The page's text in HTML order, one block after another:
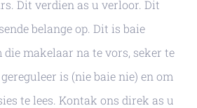
Dit verdien as u verloor. Dit
belange op. Dit is baie
makelaar na te vors, seker te
is (nie baie nie) en om
te lees. Kontak ons ​​direk as u